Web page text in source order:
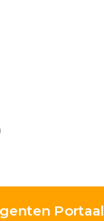
Portaal